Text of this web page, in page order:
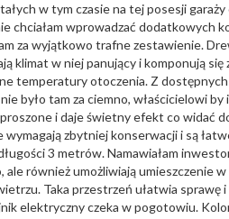
w tym czasie na tej posesji garaży
chciałam wprowadzać dodatkowych
za wyjątkowo trafne zestawienie.
klimat w niej panujący i komponują się
temperatury otoczenia. Z
było tam za ciemno, właścicielowi by
i daje świetny efekt co widać
zbytniej konserwacji i są
3 metrów. Namawiałam
również umożliwiają umieszczenie w
Taka przestrzeń ułatwia sprawę i
elektryczny czeka w pogotowiu.